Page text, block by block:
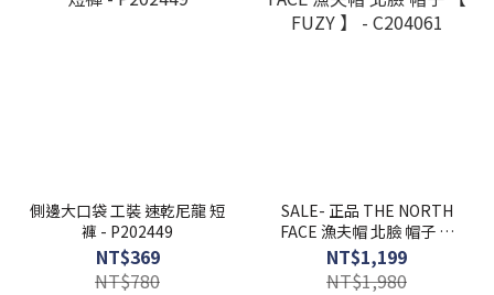
側邊大口袋 工裝 速乾尼龍 短
褲 - P202449
NT$369
NT$780
SALE- 正品 THE NORTH
FACE 漁夫帽 北臉 帽子 【
FUZY 】 - C204061
NT$1,199
NT$1,980